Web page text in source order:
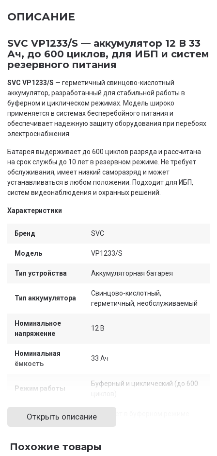
ОПИСАНИЕ
SVC VP1233/S — аккумулятор 12 В 33
Ач, до 600 циклов, для ИБП и систем
резервного питания
SVC VP1233/S — герметичный свинцово-кислотный
аккумулятор, разработанный для стабильной работы в
буферном и циклическом режимах. Модель широко
применяется в системах бесперебойного питания и
обеспечивает надежную защиту оборудования при перебоях
электроснабжения.
Батарея выдерживает до 600 циклов разряда и рассчитана
на срок службы до 10 лет в резервном режиме. Не требует
обслуживания, имеет низкий саморазряд и может
устанавливаться в любом положении. Подходит для ИБП,
систем видеонаблюдения и охранных решений.
Характеристики
Бренд SVC
Модель VP1233/S
Тип устройства Аккумуляторная батарея
Тип аккумулятора
Свинцово-кислотный,
герметичный, необслуживаемый
Номинальное
напряжение
12 В
Номинальная
ёмкость
33 Ач
Режим работы
Буферный и циклический (до 600
Срок службы До 10 лет в буферном режиме
диапазон
от -15°C до +50°C
Открыть описание
Похожие товары